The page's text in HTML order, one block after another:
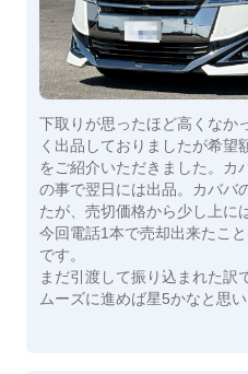
下取りが思ったほど高くなか
く出品しておりましたが希望
をご紹介いただきました。カ
の事で翌日には出品。カババ
たが、売切価格から少し上に
今回電話1本で売却出来たこ
です。
まだ引渡して振り込まれた訳
ムーズに進めば星5かなと思い